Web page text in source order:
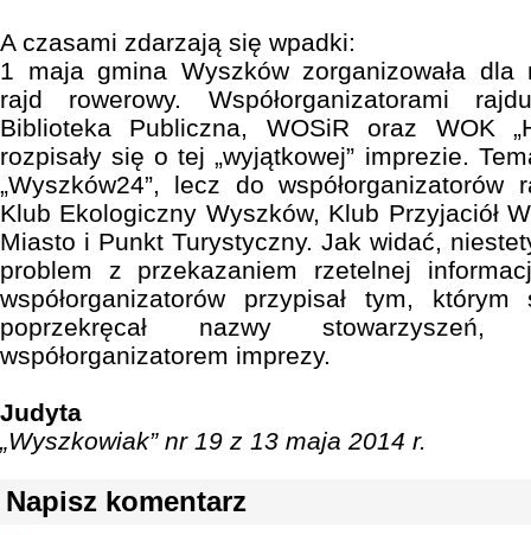
A czasami zdarzają się wpadki:
1 maja gmina Wyszków zorganizowała dla
rajd rowerowy. Współorganizatorami
Biblioteka Publiczna, WOSiR oraz WOK
rozpisały się o tej „wyjątkowej” imprezie.
„Wyszków24”, lecz do współorganizatorów
Klub Ekologiczny Wyszków, Klub Przyjaciół
Miasto i Punkt Turystyczny. Jak widać,
problem z przekazaniem rzetelnej
współorganizatorów przypisał tym,
poprzekręcał nazwy
współorganizatorem imprezy.
Judyta
„Wyszkowiak” nr 19 z 13 maja 2014 r.
Napisz komentarz